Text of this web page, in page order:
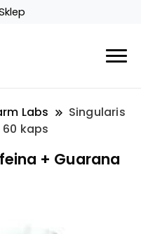
Labs
Singularis
kaps
+ Guarana